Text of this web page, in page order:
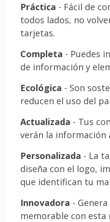
Práctica - Fácil de
todos lados, no
tarjetas.
Completa - Puedes
de información y
Ecológica - Son
reducen el uso del
Actualizada - Tus
verán la
Personalizada - La
diseña con el logo,
que identifican tu
Innovadora -
memorable con